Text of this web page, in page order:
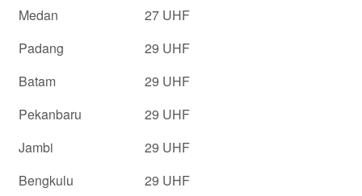
Medan
27 UHF
Padang
29 UHF
Batam
29 UHF
Pekanbaru
29 UHF
Jambi
29 UHF
Bengkulu
29 UHF